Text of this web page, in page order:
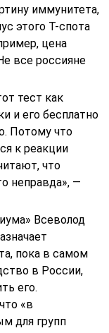
иммунитета,
этого Т-спота
цена
все россияне
тест как
и его бесплатно
Потому что
к реакции
что
неправда», —
Всеволод
пока в самом
в России,
его.
«в
для групп